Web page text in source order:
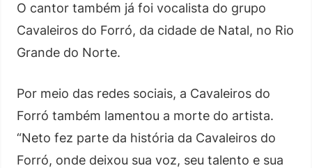
O cantor também já foi vocalista do grupo
Cavaleiros do Forró, da cidade de Natal, no Rio
Grande do Norte.
Por meio das redes sociais, a Cavaleiros do
Forró também lamentou a morte do artista.
“Neto fez parte da história da Cavaleiros do
Forró, onde deixou sua voz, seu talento e sua